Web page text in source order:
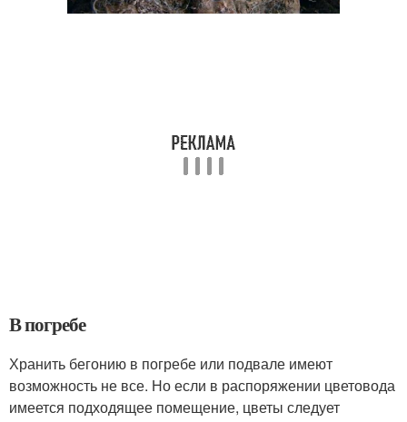
В погребе
Хранить бегонию в погребе или подвале имеют
возможность не все. Но если в распоряжении цветовода
имеется подходящее помещение, цветы следует